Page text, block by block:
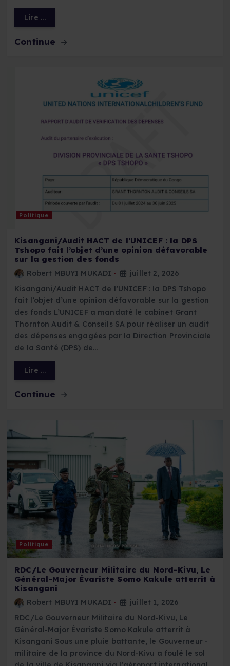
Lire ...
Continue
Politique
Kisangani/Audit HACT de l’UNICEF : la DPS
Tshopo fait l’objet d’une opinion défavorable
sur la gestion des fonds
Robert MBUYI MUKADI
juillet 2, 2026
Kisangani/Audit HACT de l’UNICEF : la DPS Tshopo
fait l’objet d’une opinion défavorable sur la gestion
des fonds L’UNICEF a mandaté le cabinet Grant
Thornton Audit & Conseils SA pour réaliser un audit
des dépenses engagées par la Direction Provinciale
de la Santé (DPS) de…
Lire ...
Continue
Politique
RDC/Le Gouverneur Militaire du Nord-Kivu, Le
Général-Major Évariste Somo Kakule atterrit à
Kisangani
Robert MBUYI MUKADI
juillet 1, 2026
RDC/Le Gouverneur Militaire du Nord-Kivu, Le
Général-Major Évariste Somo Kakule atterrit à
Kisangani Sous une pluie battante, le Gouverneur -
militaire de la province du Nord-Kivu a foulé le sol